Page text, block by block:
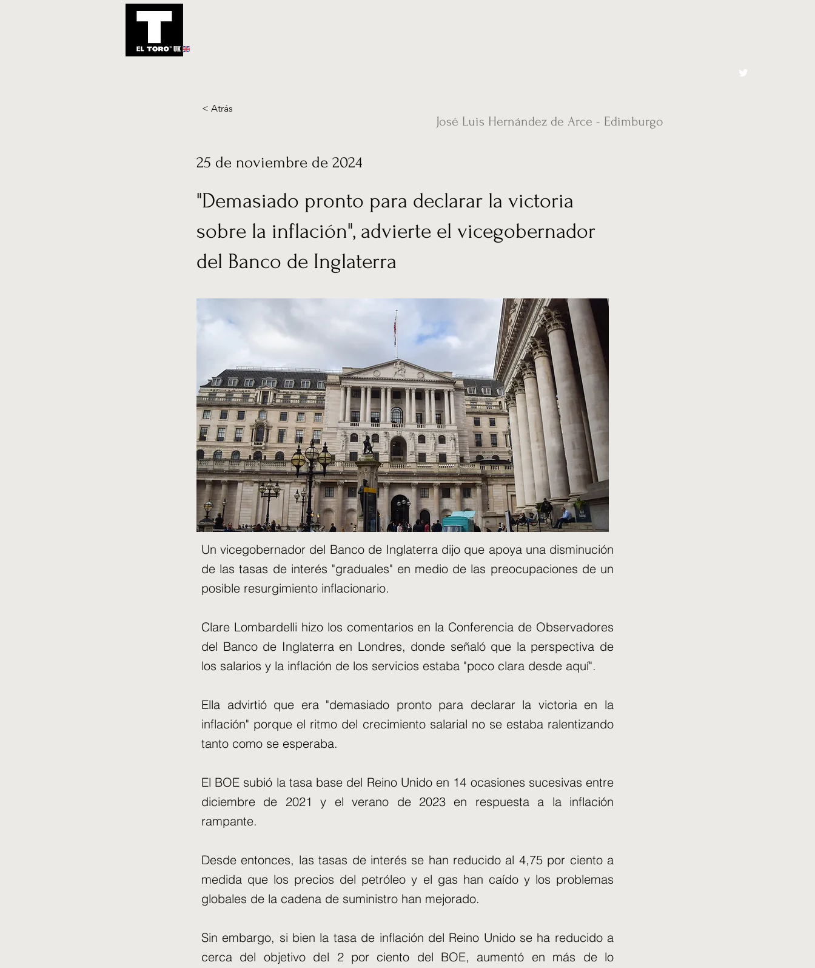
UK
< Atrás
José Luis Hernández de Arce - Edimburgo
25 de noviembre de 2024
"Demasiado pronto para declarar la victoria
sobre la inflación", advierte el vicegobernador
del Banco de Inglaterra
Un vicegobernador del Banco de Inglaterra dijo que apoya una disminución
de las tasas de interés "graduales" en medio de las preocupaciones de un
posible resurgimiento inflacionario.
Clare Lombardelli hizo los comentarios en la Conferencia de Observadores
del Banco de Inglaterra en Londres, donde señaló que la perspectiva de
los salarios y la inflación de los servicios estaba "poco clara desde aquí".
Ella advirtió que era "demasiado pronto para declarar la victoria en la
inflación" porque el ritmo del crecimiento salarial no se estaba ralentizando
tanto como se esperaba.
El BOE subió la tasa base del Reino Unido en 14 ocasiones sucesivas entre
diciembre de 2021 y el verano de 2023 en respuesta a la inflación
rampante.
Desde entonces, las tasas de interés se han reducido al 4,75 por ciento a
medida que los precios del petróleo y el gas han caído y los problemas
globales de la cadena de suministro han mejorado.
Sin embargo, si bien la tasa de inflación del Reino Unido se ha reducido a
cerca del objetivo del 2 por ciento del BOE, aumentó en más de lo